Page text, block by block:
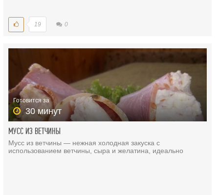
19 0
Готовится за
30 минут
МУСС ИЗ ВЕТЧИНЫ
Мусс из ветчины — нежная холодная закуска с
использованием ветчины, сыра и желатина, идеально